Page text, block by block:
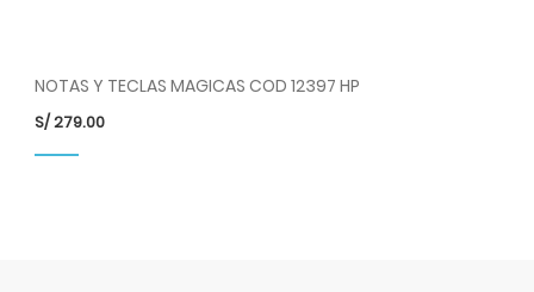
NOTAS Y TECLAS MAGICAS COD 12397 HP
S/279.00